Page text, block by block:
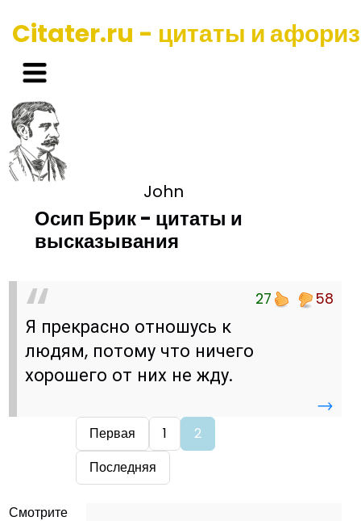
Citater.ru - цитаты и
John
Осип Брик - цитаты и
высказывания
27 58
Я прекрасно отношусь к
людям, потому что ничего
хорошего от них не жду.
→
Первая 1
2
Последняя
Смотрите